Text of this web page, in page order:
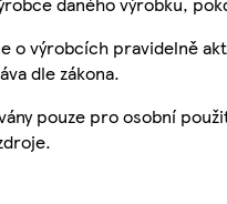
o výrobcích pravidelně
dle zákona.
pouze pro osobní